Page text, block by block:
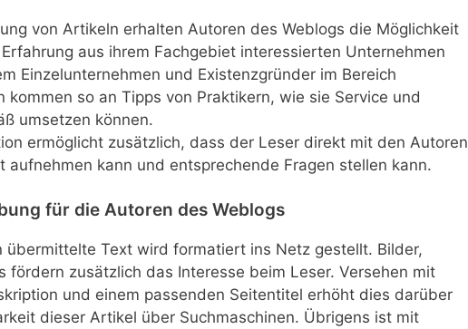
von Artikeln erhalten Autoren des Weblogs die Möglichkeit
aus ihrem Fachgebiet interessierten Unternehmen
Einzelunternehmen und Existenzgründer im Bereich
kommen so an Tipps von Praktikern, wie sie Service und
umsetzen können.
ermöglicht zusätzlich, dass der Leser direkt mit den Autoren
aufnehmen kann und entsprechende Fragen stellen kann.
für die Autoren des Weblogs
übermittelte Text wird formatiert ins Netz gestellt. Bilder,
fördern zusätzlich das Interesse beim Leser. Versehen mit
und einem passenden Seitentitel erhöht dies darüber
dieser Artikel über Suchmaschinen. Übrigens ist mit